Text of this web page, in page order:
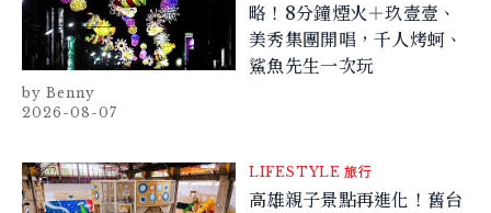
略！8分鐘煙火＋玖壹壹、
美秀集團開唱，千人烤蚵、
鯊魚先生一次玩
Benny
2026-08-07
LIFESTYLE 旅行
高雄親子景點再進化！舊台